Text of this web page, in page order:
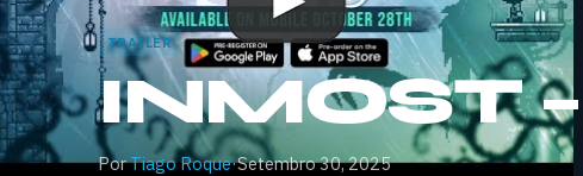
TRAILER
INMOST
PorTiago Roque·Setembro 30, 2025